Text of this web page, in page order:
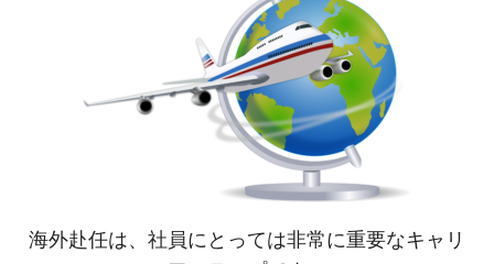
海外赴任は、社員にとっては非常に重要なキャリ